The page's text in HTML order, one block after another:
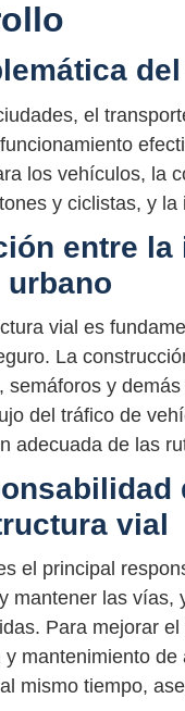
el
los vehículos, la
y ciclistas, y
entre
vial es
La
semáforos y
del tráfico de
adecuada de las
vial
el principal
mantener las vías,
Para mejorar
y mantenimiento
mismo tiempo,